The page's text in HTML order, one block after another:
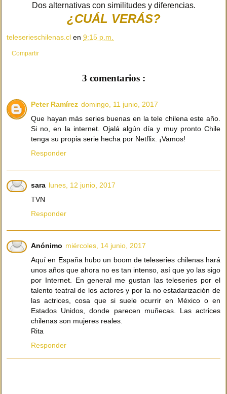
Dos alternativas con similitudes y diferencias.
¿CUÁL VERÁS?
teleserieschilenas.cl en 9:15 p.m.
Compartir
3 comentarios :
Peter Ramírez domingo, 11 junio, 2017
Que hayan más series buenas en la tele chilena este año.
Si no, en la internet. Ojalá algún día y muy pronto Chile
tenga su propia serie hecha por Netflix. ¡Vamos!
Responder
sara lunes, 12 junio, 2017
TVN
Responder
Anónimo miércoles, 14 junio, 2017
Aquí en España hubo un boom de teleseries chilenas hará
unos años que ahora no es tan intenso, así que yo las sigo
por Internet. En general me gustan las teleseries por el
talento teatral de los actores y por la no estadarización de
las actrices, cosa que si suele ocurrir en México o en
Estados Unidos, donde parecen muñecas. Las actrices
chilenas son mujeres reales.
Rita
Responder